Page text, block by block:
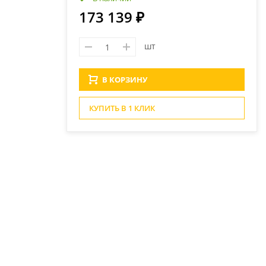
173 139 ₽
шт
В КОРЗИНУ
КУПИТЬ В 1 КЛИК